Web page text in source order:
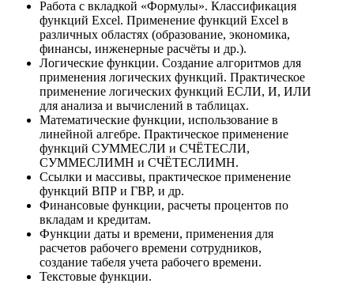
Работа с вкладкой «Формулы». Классификация
функций Excel. Применение функций Excel в
различных областях (образование, экономика,
финансы, инженерные расчёты и др.).
Логические функции. Создание алгоритмов для
применения логических функций. Практическое
применение логических функций ЕСЛИ, И, ИЛИ
для анализа и вычислений в таблицах.
Математические функции, использование в
линейной алгебре. Практическое применение
функций СУММЕСЛИ и СЧЁТЕСЛИ,
СУММЕСЛИМН и СЧЁТЕСЛИМН.
Ссылки и массивы, практическое применение
функций ВПР и ГВР, и др.
Финансовые функции, расчеты процентов по
вкладам и кредитам.
Функции даты и времени, применения для
расчетов рабочего времени сотрудников,
создание табеля учета рабочего времени.
Текстовые функции.